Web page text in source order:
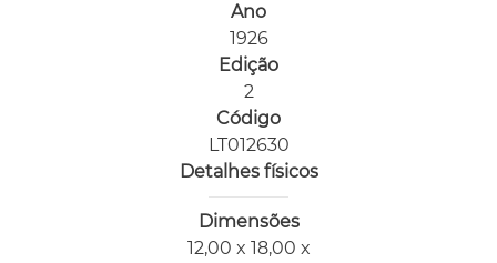
Ano
1926
Edição
2
Código
LT012630
Detalhes físicos
Dimensões
12,00 x 18,00 x